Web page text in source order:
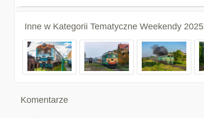
Inne w Kategorii Tematyczne Weekendy 2025
Komentarze